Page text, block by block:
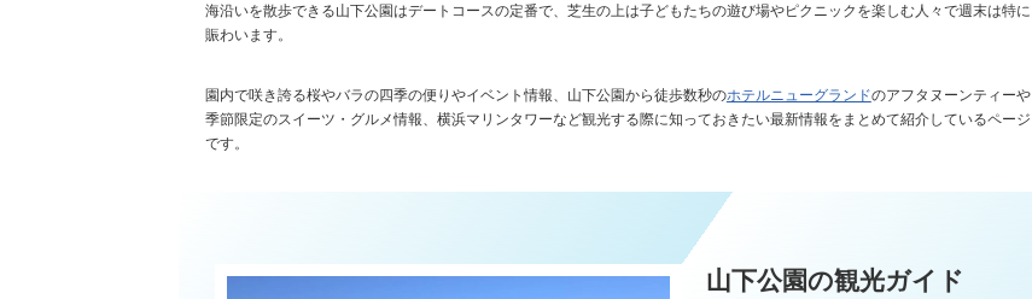
海沿いを散歩できる山下公園はデートコースの定番で、芝生の上は子どもたちの遊び場やピクニックを楽しむ人々で週末は特に
賑わいます。
園内で咲き誇る桜やバラの四季の便りやイベント情報、山下公園から徒歩数秒のホテルニューグランドのアフタヌーンティーや
季節限定のスイーツ・グルメ情報、横浜マリンタワーなど観光する際に知っておきたい最新情報をまとめて紹介しているページ
です。
山下公園の観光ガイド